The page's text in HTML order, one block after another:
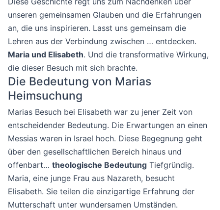
unseren gemeinsamen Glauben und die Erfahrungen
an, die uns inspirieren. Lasst uns gemeinsam die
Lehren aus der Verbindung zwischen … entdecken.
Maria und Elisabeth. Und die transformative Wirkung,
die dieser Besuch mit sich brachte.
Die Bedeutung von Marias
Heimsuchung
Marias Besuch bei Elisabeth war zu jener Zeit von
entscheidender Bedeutung. Die Erwartungen an einen
Messias waren in Israel hoch. Diese Begegnung geht
über den gesellschaftlichen Bereich hinaus und
offenbart… theologische Bedeutung Tiefgründig.
Maria, eine junge Frau aus Nazareth, besucht
Elisabeth. Sie teilen die einzigartige Erfahrung der
Mutterschaft unter wundersamen Umständen.